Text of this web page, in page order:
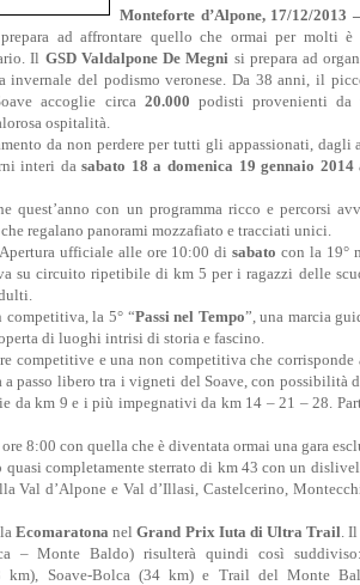
Monteforte d’Alpone, 17/12/2013
ad affrontare quello che ormai per molti è
Il GSD Valdalpone De Megni si prepara ad
invernale del podismo veronese. Da 38 anni, il
accoglie circa 20.000 podisti provenienti
ospitalità.
da non perdere per tutti gli appassionati, dagli
interi dasabato 18 a domenica 19 gennaio 2014
quest’anno con un programma ricco e percorsi
regalano panorami mozzafiato e tracciati unici.
ufficiale alle ore 10:00 disabato con la 19°
su circuito ripetibile di km 5 per i ragazzi delle
competitiva, la 5° “Passi nel Tempo”, una marcia
di luoghi intrisi di storia e fascino.
competitive e una non competitiva che
a passo libero tra i vigneti del Soave, con possibilità
da km 9 e i più impegnativi da km 14 – 21 – 28.
8:00 con quella che è diventata ormai una gara
quasi completamente sterrato di km 43 con un
Val d’Alpone e Val d’Illasi, Castelcerino,
Ecomaratona nelGrand Prix Iuta di Ultra Trail. Il
– Monte Baldo) risulterà quindi così
km), Soave-Bolca (34 km) e Trail del Monte